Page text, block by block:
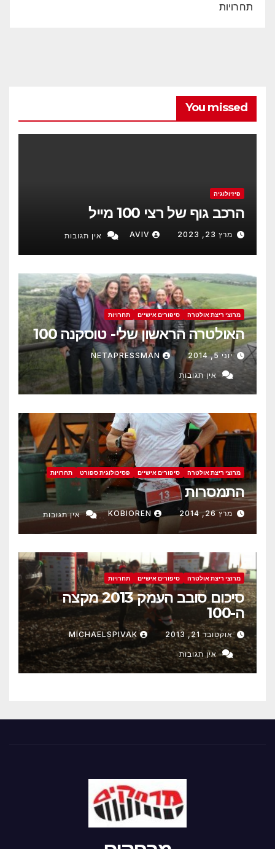
תחרויות
You missed
פיזיולוגיה
הרכב גוף של רצי 100 מייל
מרץ 23, 2023 AVIV אין תגובות
מרוצי ריצת אולטרה סיפורים אישיים תחרויות
האולטרה הראשון שלי- טוסקנה 100
יוני 5, 2014 NETAPRESSMAN
אין תגובות
מרוצי ריצת אולטרה סיפורים אישיים פסיכולוגית ספורט תחרויות
התמסרות
מרץ 26, 2014 KOBIOREN אין תגובות
מרוצי ריצת אולטרה סיפורים אישיים תחרויות
סיכום סובב העמק 2013 מקצה
ה-100
אוקטובר 21, 2013 MICHAELSPIVAK
אין תגובות